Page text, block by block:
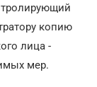
копию
лица -
мер.